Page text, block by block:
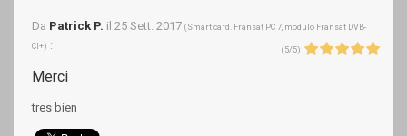
Da Patrick P. il 25 Sett. 2017 ( Smart card. Fransat PC 7, modulo Fransat DVB-
CI+) : ( 5/5)
Merci
tres bien